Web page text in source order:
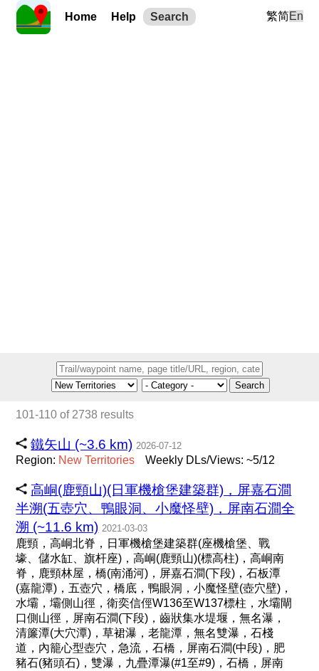
Home Help Search 繁简En
Search
101-110 of 2738 results
鐵矢山 (~3.6 km) 2026-07-12
Region: New Territories Weekly DLs/Views: ~5/12
高峒(鹿頸山)(日軍機槍堡建築群)，屏嘉石澗
半溯(五壺穴、鴨眼洞、小魔怪壁)，屏南石澗全
溯 (~11.6 km) 2021-03-03
鹿頸，高峒北脊，日軍機槍堡建築群(座機槍堡、戰
壕、儲水缸、旗杆座)，高峒(鹿頸山)(標高柱)，高峒南
脊，鹿頸林屋，橋(南涌河)，屏嘉石澗(下段)，石板潭
(嘉龍潭)，五壺穴，橋底，鴨眼洞，小魔怪壁(壺穴壁)，
水壩，壩側山徑，衛奕信俓W136至W137標柱，水壩閘
口側山徑，屏南石澗(下段)，齒狀集水堤堰，無名瀑，
清簾潭(大穴潭)，草裙瀑，老龍潭，無名雙瀑，石棧
道，內籠心型壺穴，急流，石橋，屏南石澗(中段)，肥
豬石(豬頭石)，雙瀑，九疊潭瀑(#1至#9)，石橋，屏南